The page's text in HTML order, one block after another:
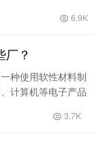
6.9K
？
种使用软性材料制
计算机等电子产品
3.7K